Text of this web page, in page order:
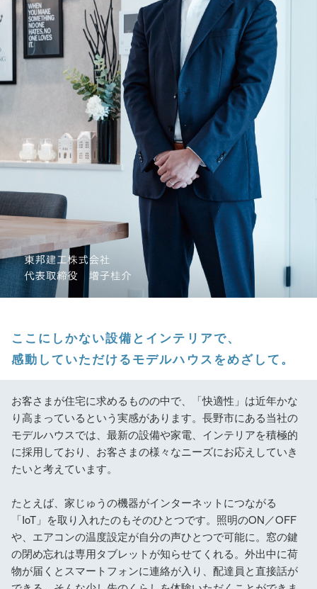
ここにしかない設備とインテリアで、
感動していただけるモデルハウスをめざして。
お客さまが住宅に求めるものの中で、「快適性」は近年かな
り高まっているという実感があります。長野市にある当社の
モデルハウスでは、最新の設備や家電、インテリアを積極的
に採用しており、お客さまの様々なニーズにお応えしていき
たいと考えています。
たとえば、家じゅうの機器がインターネットにつながる
「IoT」を取り入れたのもそのひとつです。照明のON／OFF
や、エアコンの温度設定が自分の声ひとつで可能に。窓の鍵
の閉め忘れは専用タブレットが知らせてくれる。外出中に荷
物が届くとスマートフォンに連絡が入り、配達員と直接話が